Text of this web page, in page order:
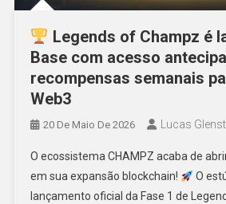
Legends of Champz é
Base com acesso
recompensas semanais
Web3
20 De Maio De 2026 Lucas
O ecossistema CHAMPZ acaba de
em sua expansão blockchain!
O
lançamento oficial da Fase 1 de